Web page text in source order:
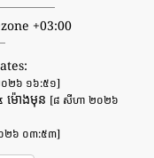
+03:00
២៦ ១៦:៥១]
ម៉ោងមុន [៨ សីហា ២០២៦
២៦ ០៣:៥៣]